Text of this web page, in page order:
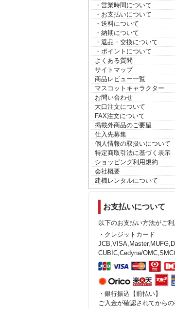
・営業時間について
・お支払いについて
・送料について
・納期について
・返品・交換について
・ポイントについて
よくある質問
サイトマップ
商品レビュー一覧
マスコットキャラクター
お問い合わせ
大口注文について
FAX注文について
掲載外商品のご要望
仕入先募集
個人情報の取扱いについて
特定商取引法に基づく表示
ショッピング利用規約
会社概要
建機レンタルについて
お支払いについて
以下のお支払い方法がご利
・クレジットカード
CUBIC,Cedyna/
・銀行振込【前払い】
ご入金が確認されてからの